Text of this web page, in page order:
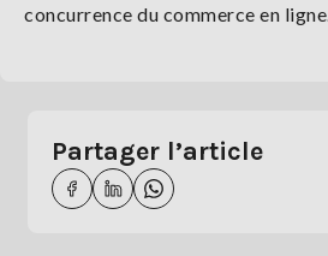
concurrence du commerce en ligne.
Partager l’article